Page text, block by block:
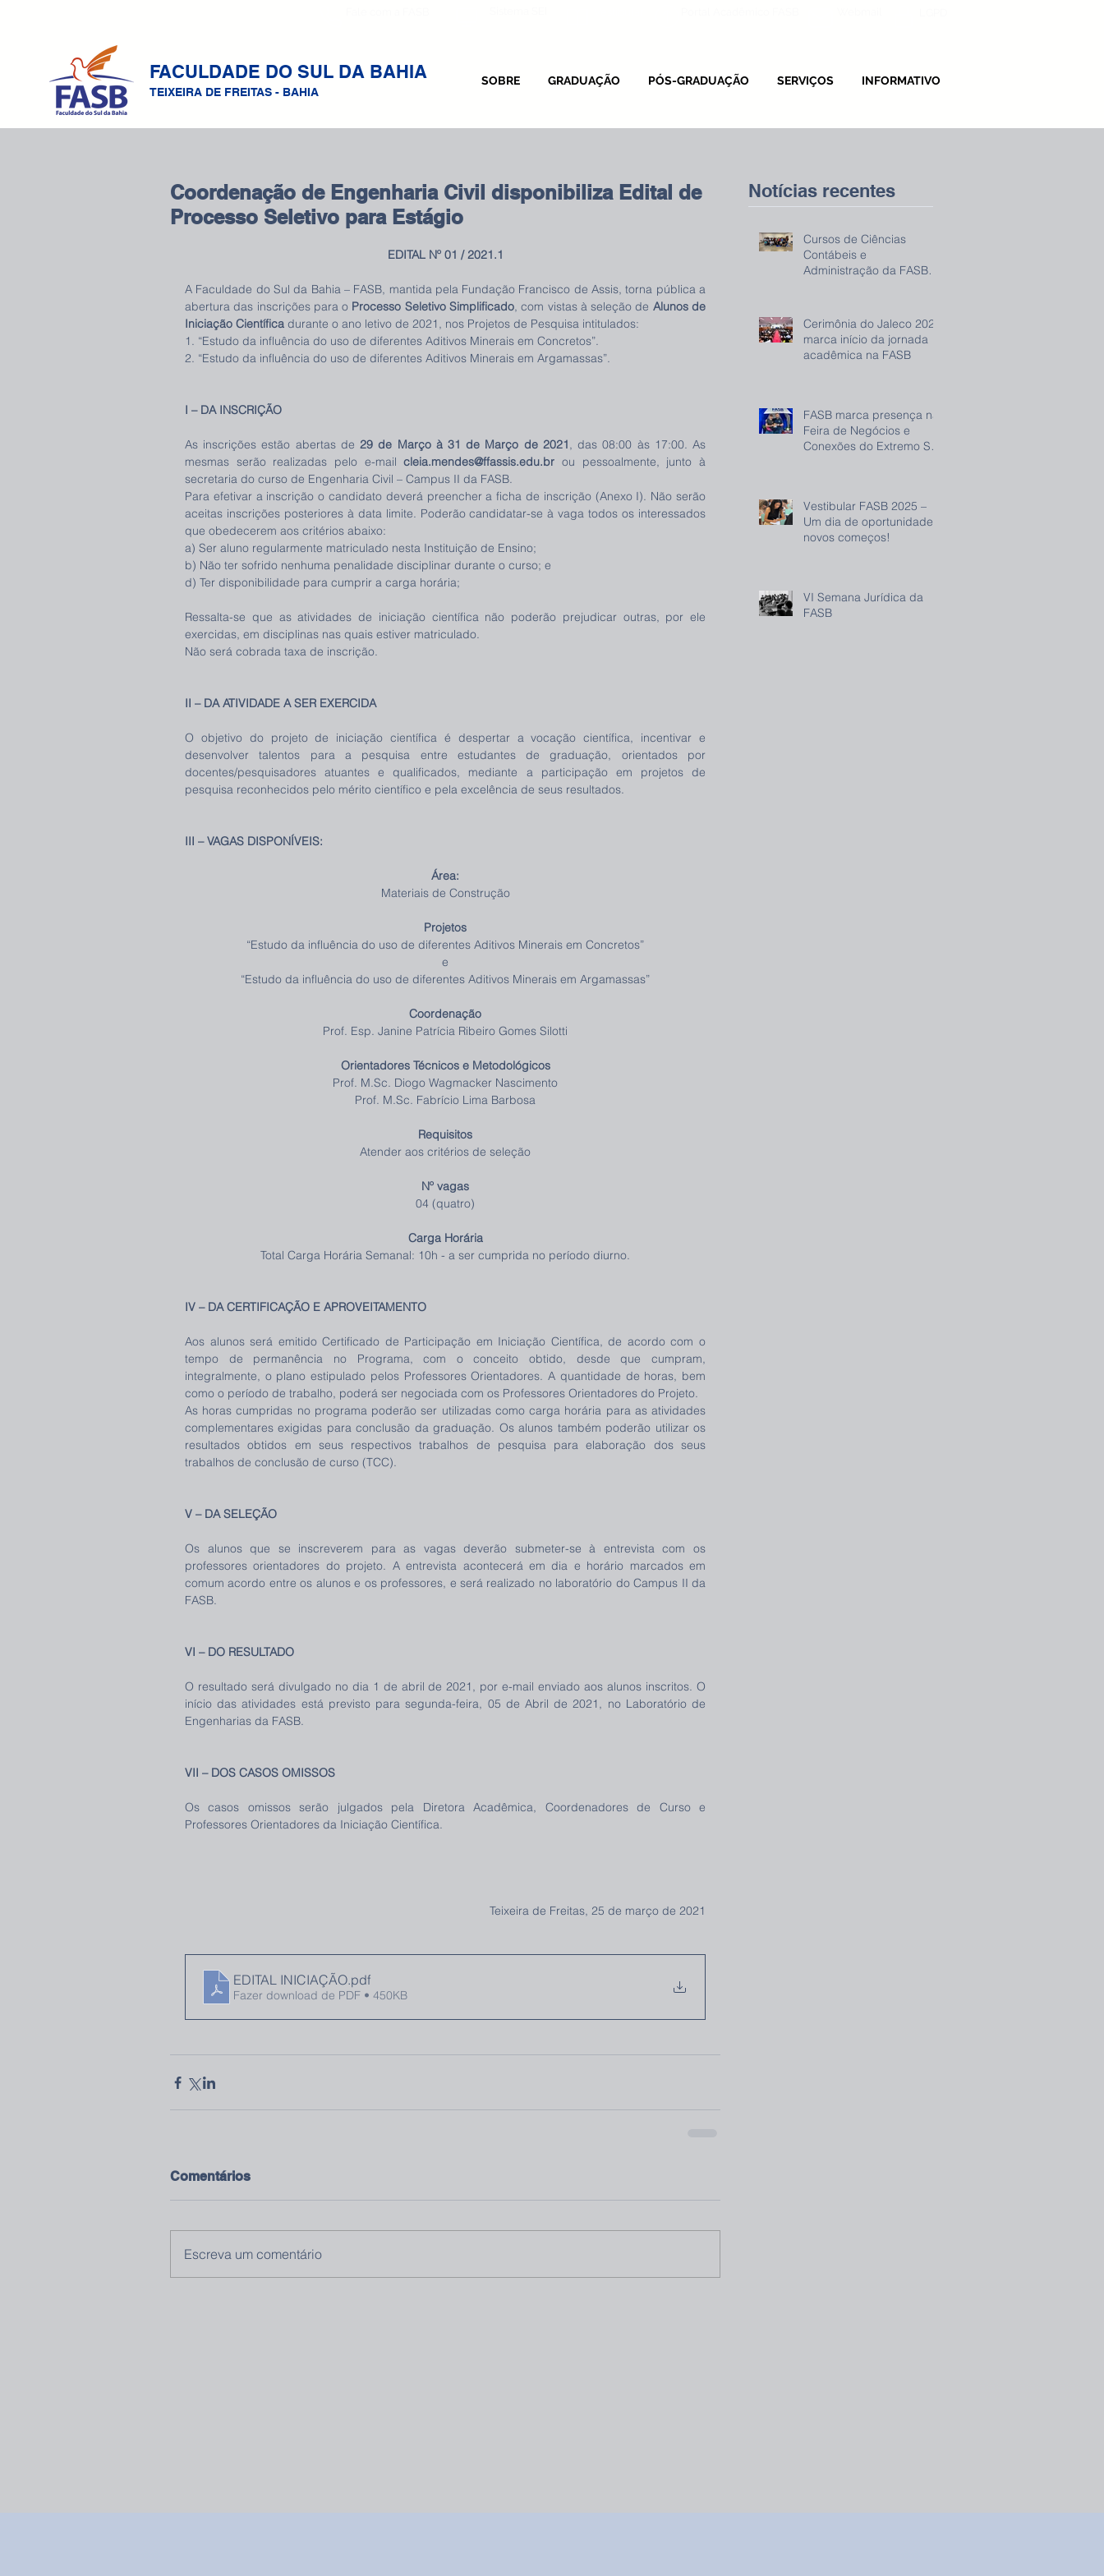
FACULDADE DO SUL DA BAHIA
TEIXEIRA DE FREITAS - BAHIA
SOBRE GRADUAÇÃO PÓS-GRADUAÇÃO SERVIÇOS INFORMATIVO
Coordenação de Engenharia Civil disponibiliza Edital de
Processo Seletivo para Estágio
EDITAL Nº 01 / 2021.1
A Faculdade do Sul da Bahia – FASB, mantida pela Fundação Francisco de Assis, torna pública a
abertura das inscrições para o Processo Seletivo Simplificado, com vistas à seleção de Alunos de
Iniciação Científica durante o ano letivo de 2021, nos Projetos de Pesquisa intitulados:
1. “Estudo da influência do uso de diferentes Aditivos Minerais em Concretos”.
2. “Estudo da influência do uso de diferentes Aditivos Minerais em Argamassas”.
I – DA INSCRIÇÃO
As inscrições estão abertas de 29 de Março à 31 de Março de 2021, das 08:00 às 17:00. As
mesmas serão realizadas pelo e-mail cleia.mendes@ffassis.edu.br ou pessoalmente, junto à
secretaria do curso de Engenharia Civil – Campus II da FASB.
Para efetivar a inscrição o candidato deverá preencher a ficha de inscrição (Anexo I). Não serão
aceitas inscrições posteriores à data limite. Poderão candidatar-se à vaga todos os interessados
que obedecerem aos critérios abaixo:
a) Ser aluno regularmente matriculado nesta Instituição de Ensino;
b) Não ter sofrido nenhuma penalidade disciplinar durante o curso; e
d) Ter disponibilidade para cumprir a carga horária;
Ressalta-se que as atividades de iniciação científica não poderão prejudicar outras, por ele
exercidas, em disciplinas nas quais estiver matriculado.
Não será cobrada taxa de inscrição.
II – DA ATIVIDADE A SER EXERCIDA
O objetivo do projeto de iniciação científica é despertar a vocação científica, incentivar e
desenvolver talentos para a pesquisa entre estudantes de graduação, orientados por
docentes/pesquisadores atuantes e qualificados, mediante a participação em projetos de
pesquisa reconhecidos pelo mérito científico e pela excelência de seus resultados.
III – VAGAS DISPONÍVEIS:
Área:
Materiais de Construção
Projetos
“Estudo da influência do uso de diferentes Aditivos Minerais em Concretos”
e
“Estudo da influência do uso de diferentes Aditivos Minerais em Argamassas”
Coordenação
Prof. Esp. Janine Patrícia Ribeiro Gomes Silotti
Orientadores Técnicos e Metodológicos
Prof. M.Sc. Diogo Wagmacker Nascimento
Prof. M.Sc. Fabrício Lima Barbosa
Requisitos
Atender aos critérios de seleção
Nº vagas
04 (quatro)
Carga Horária
Total Carga Horária Semanal: 10h - a ser cumprida no período diurno.
IV – DA CERTIFICAÇÃO E APROVEITAMENTO
Aos alunos será emitido Certificado de Participação em Iniciação Científica, de acordo com o
tempo de permanência no Programa, com o conceito obtido, desde que cumpram,
integralmente, o plano estipulado pelos Professores Orientadores. A quantidade de horas, bem
como o período de trabalho, poderá ser negociada com os Professores Orientadores do Projeto.
As horas cumpridas no programa poderão ser utilizadas como carga horária para as atividades
complementares exigidas para conclusão da graduação. Os alunos também poderão utilizar os
resultados obtidos em seus respectivos trabalhos de pesquisa para elaboração dos seus
trabalhos de conclusão de curso (TCC).
V – DA SELEÇÃO
Os alunos que se inscreverem para as vagas deverão submeter-se à entrevista com os
professores orientadores do projeto. A entrevista acontecerá em dia e horário marcados em
comum acordo entre os alunos e os professores, e será realizado no laboratório do Campus II da
FASB.
VI – DO RESULTADO
O resultado será divulgado no dia 1 de abril de 2021, por e-mail enviado aos alunos inscritos. O
início das atividades está previsto para segunda-feira, 05 de Abril de 2021, no Laboratório de
Engenharias da FASB.
VII – DOS CASOS OMISSOS
Os casos omissos serão julgados pela Diretora Acadêmica, Coordenadores de Curso e
Professores Orientadores da Iniciação Científica.
Teixeira de Freitas, 25 de março de 2021
EDITAL INICIAÇÃO.pdf
Fazer download de PDF • 450KB
Comentários
Escreva um comentário
Notícias recentes
Cursos de Ciências
Contábeis e
Administração da FASB
Cerimônia do Jaleco 2026
marca início da jornada
acadêmica na FASB
FASB marca presença na
Feira de Negócios e
Conexões do Extremo Sul
Vestibular FASB 2025 –
Um dia de oportunidade e
novos começos!
VI Semana Jurídica da
FASB